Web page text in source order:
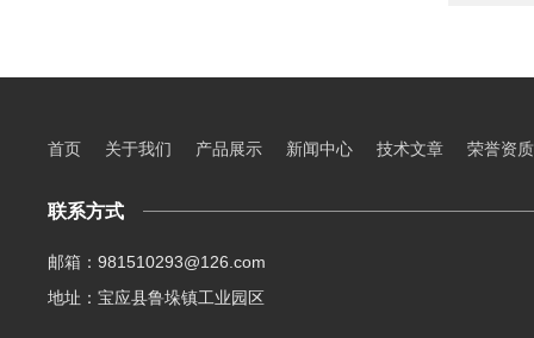
首页 关于我们 产品展示 新闻中心 技术文章 荣誉资质
联系方式
邮箱：981510293@126.com
地址：宝应县鲁垛镇工业园区